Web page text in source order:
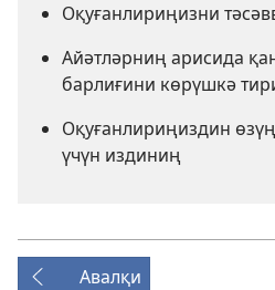
Оқуғанлириңизни
Айәтләрниң арисида
барлиғини көрүшкә
Оқуғанлириңиздин
үчүн издиниң
Авалқи